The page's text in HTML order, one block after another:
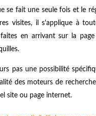
se fait une seule fois et le
visites, il s'applique à
en arrivant sur la
pas une possibilité
des moteurs de
site ou page internet.